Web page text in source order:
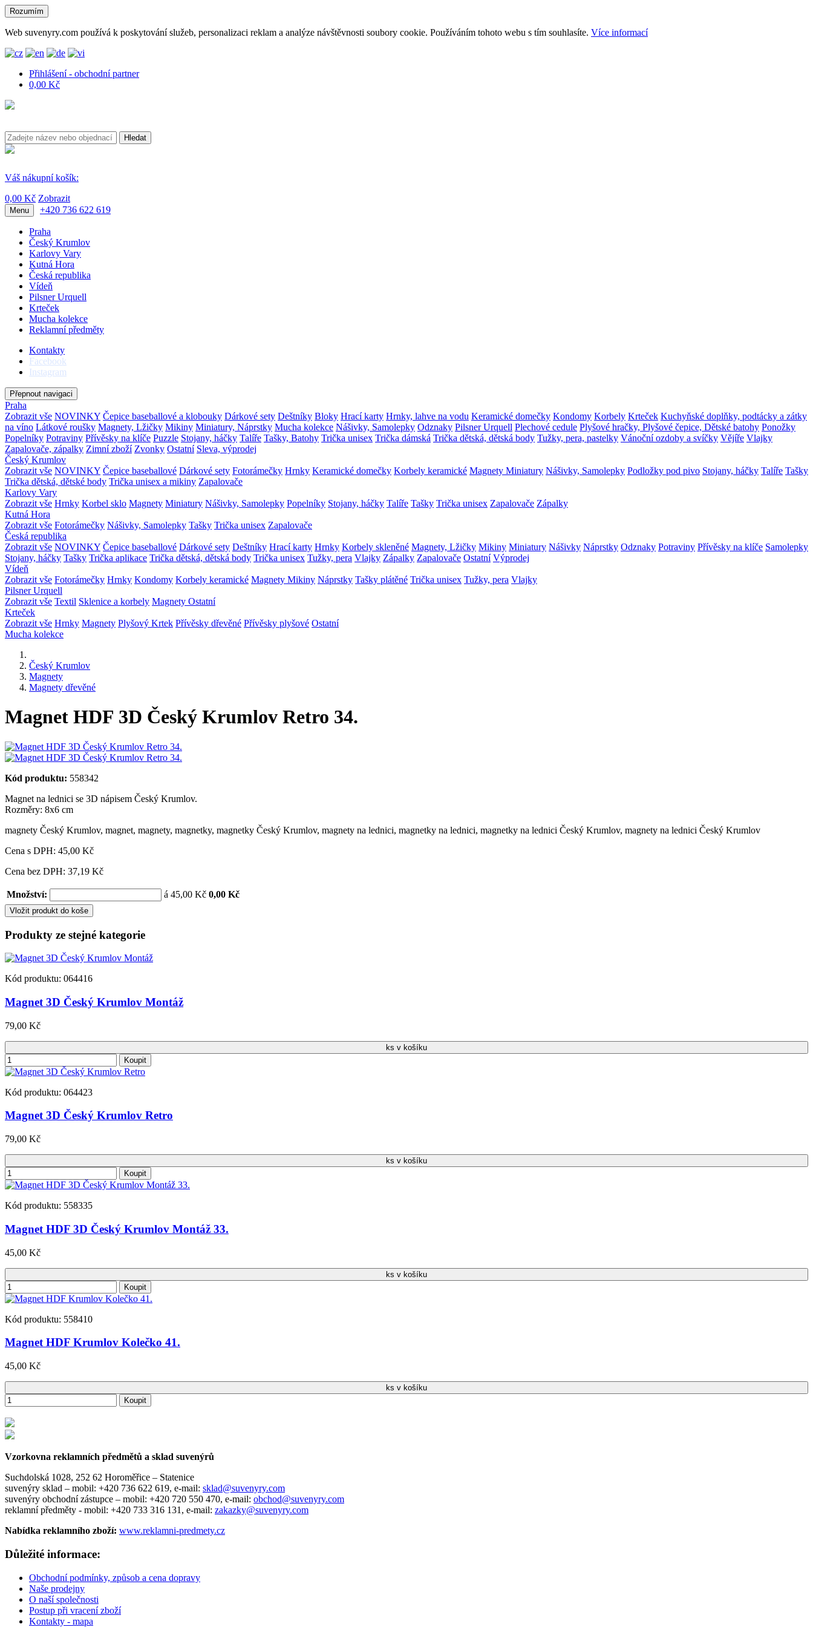
Rozumím
Web suvenyry.com používá k poskytování služeb, personalizaci reklam a analýze návštěvnosti soubory cookie. Používáním tohoto webu s tím souhlasíte. Více informací
Přihlášení - obchodní partner
0,00 Kč
Hledat
Váš nákupní košík:
0,00 Kč Zobrazit
Menu +420 736 622 619
Praha
Český Krumlov
Karlovy Vary
Kutná Hora
Česká republika
Vídeň
Pilsner Urquell
Krteček
Mucha kolekce
Reklamní předměty
Kontakty
Facebook
Instagram
Přepnout navigaci
Praha
Zobrazit vše NOVINKY Čepice baseballové a klobouky Dárkové sety Deštníky Bloky Hrací karty Hrnky, lahve na vodu Keramické domečky Kondomy Korbely Krteček Kuchyňské doplňky, podtácky a zátky
na víno Látkové roušky Magnety, Lžičky Mikiny Miniatury, Náprstky Mucha kolekce Nášivky, Samolepky Odznaky Pilsner Urquell Plechové cedule Plyšové hračky, Plyšové čepice, Dětské batohy Ponožky
Popelníky Potraviny Přívěsky na klíče Puzzle Stojany, háčky Talíře Tašky, Batohy Trička unisex Trička dámská Trička dětská, dětská body Tužky, pera, pastelky Vánoční ozdoby a svíčky Vějíře Vlajky
Zapalovače, zápalky Zimní zboží Zvonky Ostatní Sleva, výprodej
Český Krumlov
Zobrazit vše NOVINKY Čepice baseballové Dárkové sety Fotorámečky Hrnky Keramické domečky Korbely keramické Magnety Miniatury Nášivky, Samolepky Podložky pod pivo Stojany, háčky Talíře Tašky
Trička dětská, dětské body Trička unisex a mikiny Zapalovače
Karlovy Vary
Zobrazit vše Hrnky Korbel sklo Magnety Miniatury Nášivky, Samolepky Popelníky Stojany, háčky Talíře Tašky Trička unisex Zapalovače Zápalky
Kutná Hora
Zobrazit vše Fotorámečky Nášivky, Samolepky Tašky Trička unisex Zapalovače
Česká republika
Zobrazit vše NOVINKY Čepice baseballové Dárkové sety Deštníky Hrací karty Hrnky Korbely skleněné Magnety, Lžičky Mikiny Miniatury Nášivky Náprstky Odznaky Potraviny Přívěsky na klíče Samolepky
Stojany, háčky Tašky Trička aplikace Trička dětská, dětská body Trička unisex Tužky, pera Vlajky Zápalky Zapalovače Ostatní Výprodej
Vídeň
Zobrazit vše Fotorámečky Hrnky Kondomy Korbely keramické Magnety Mikiny Náprstky Tašky plátěné Trička unisex Tužky, pera Vlajky
Pilsner Urquell
Zobrazit vše Textil Sklenice a korbely Magnety Ostatní
Krteček
Zobrazit vše Hrnky Magnety Plyšový Krtek Přívěsky dřevěné Přívěsky plyšové Ostatní
Mucha kolekce
Český Krumlov
Magnety
Magnety dřevěné
Magnet HDF 3D Český Krumlov Retro 34.
Kód produktu: 558342
Magnet na lednici se 3D nápisem Český Krumlov.
Rozměry: 8x6 cm
magnety Český Krumlov, magnet, magnety, magnetky, magnetky Český Krumlov, magnety na lednici, magnetky na lednici, magnetky na lednici Český Krumlov, magnety na lednici Český Krumlov
Cena s DPH: 45,00 Kč
Cena bez DPH: 37,19 Kč
Množství: á 45,00 Kč 0,00 Kč
Vložit produkt do koše
Produkty ze stejné kategorie
Kód produktu: 064416
Magnet 3D Český Krumlov Montáž
79,00 Kč
ks v košíku
Koupit
Kód produktu: 064423
Magnet 3D Český Krumlov Retro
79,00 Kč
ks v košíku
Koupit
Kód produktu: 558335
Magnet HDF 3D Český Krumlov Montáž 33.
45,00 Kč
ks v košíku
Koupit
Kód produktu: 558410
Magnet HDF Krumlov Kolečko 41.
45,00 Kč
ks v košíku
Koupit
Vzorkovna reklamních předmětů a sklad suvenýrů
Suchdolská 1028, 252 62 Horoměřice – Statenice
suvenýry sklad – mobil: +420 736 622 619, e-mail: sklad@suvenyry.com
suvenýry obchodní zástupce – mobil: +420 720 550 470, e-mail: obchod@suvenyry.com
reklamní předměty - mobil: +420 733 316 131, e-mail: zakazky@suvenyry.com
Nabídka reklamního zboží: www.reklamni-predmety.cz
Důležité informace:
Obchodní podmínky, způsob a cena dopravy
Naše prodejny
O naší společnosti
Postup při vracení zboží
Kontakty - mapa